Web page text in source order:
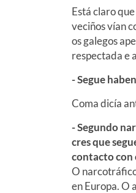
Está claro
veciños vían
os galegos
respectada e
- Segue
Coma dicía
- Segundo
cres que
contacto con
O
en Europa. O